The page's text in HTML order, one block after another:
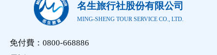
名生旅行社股份有限公司
MING-SHENG TOUR SERVICE CO., LTD.
免付費：0800-668886